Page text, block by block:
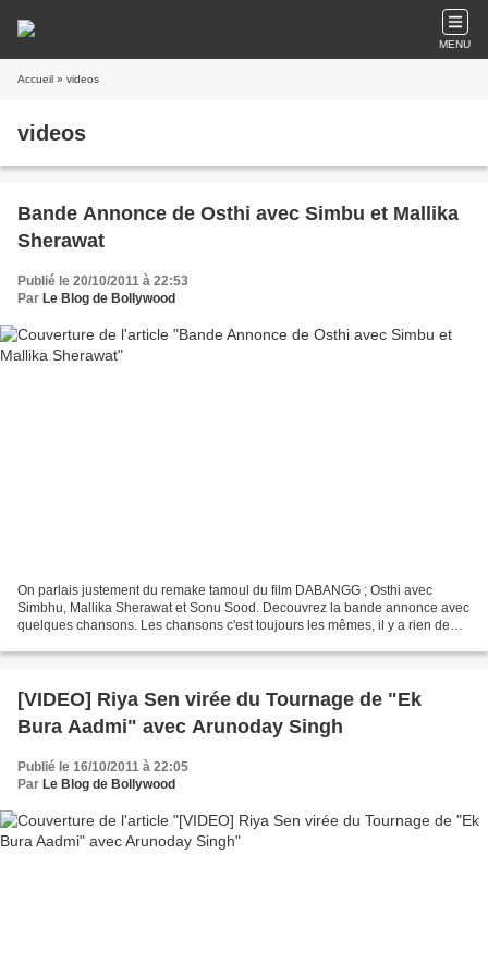
MENU
Accueil » videos
videos
Bande Annonce de Osthi avec Simbu et Mallika
Sherawat
Publié le 20/10/2011 à 22:53
Par Le Blog de Bollywood
On parlais justement du remake tamoul du film DABANGG ; Osthi avec
Simbhu, Mallika Sherawat et Sonu Sood. Decouvrez la bande annonce avec
quelques chansons. Les chansons c'est toujours les mêmes, il y a rien de
[VIDEO] Riya Sen virée du Tournage de "Ek
Bura Aadmi" avec Arunoday Singh
Publié le 16/10/2011 à 22:05
Par Le Blog de Bollywood